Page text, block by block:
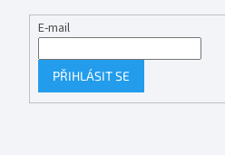
E-mail
PŘIHLÁSIT SE